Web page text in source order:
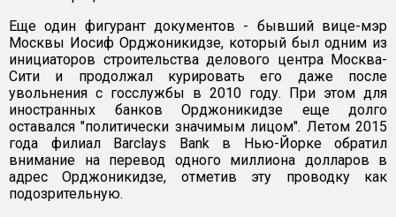
Еще один фигурант документов - бывший вице-мэр
Москвы Иосиф Орджоникидзе, который был одним из
инициаторов строительства делового центра Москва-
Сити и продолжал курировать его даже после
увольнения с госслужбы в 2010 году. При этом для
иностранных банков Орджоникидзе еще долго
оставался "политически значимым лицом". Летом 2015
года филиал Barclays Bank в Нью-Йорке обратил
внимание на перевод одного миллиона долларов в
адрес Орджоникидзе, отметив эту проводку как
подозрительную.